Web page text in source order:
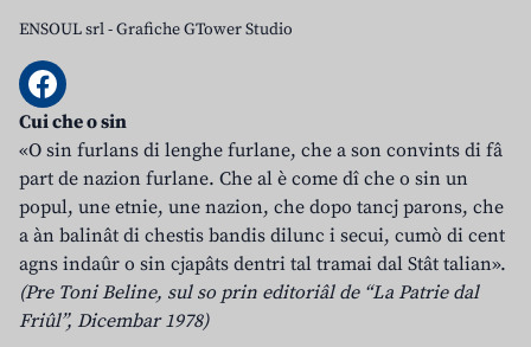
ENSOUL srl-Grafiche GTower Studio
Cui che o sin
«O sin furlans di lenghe furlane, che a son convints di fâ
part de nazion furlane. Che al è come dî che o sin un
popul, une etnie, une nazion, che dopo tancj parons, che
a àn balinât di chestis bandis dilunc i secui, cumò di cent
agns indaûr o sin cjapâts dentri tal tramai dal Stât talian».
(Pre Toni Beline, sul so prin editoriâl de “La Patrie dal
Friûl”, Dicembar 1978)